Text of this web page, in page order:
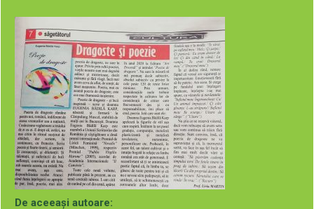
Culorile din adâncuri (2021)
Dor, Doruleț… (2023)
Puteți comanda aceste cărți (cu autograful autoarei) la
adresa de mai jos:
De aceeași autoare: